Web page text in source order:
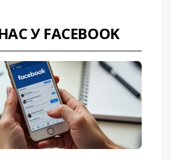
У FACEBOOK